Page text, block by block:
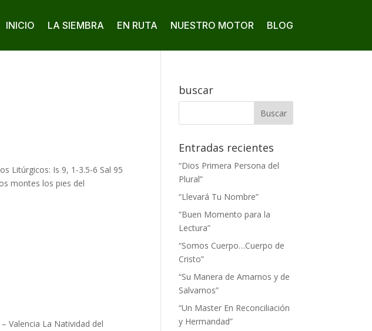
INICIO LA SIEMBRA EN RUTA NUESTRO MOTOR BLOG
Litúrgicos: Is 9, 1-3.5-6 Sal 95
montes los pies del
Valencia La Natividad del
buscar
Entradas recientes
“Dios Primera Persona del
Plural”
“Llevará Tu Nombre”
“Buen Momento para la
Lectura”
“Somos Cuerpo…Cuerpo de
Cristo”
“Su Manera de Amarnos y de
Salvarnos”
“Un Master En Reconciliación
y Hermandad”